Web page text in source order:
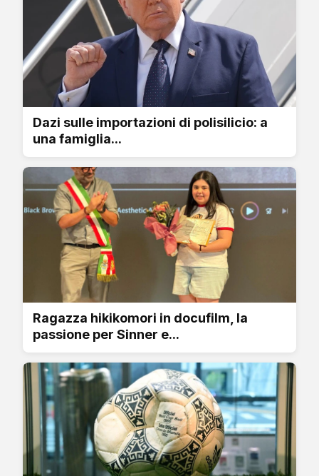
Dazi sulle importazioni di polisilicio: a
una famiglia...
Ragazza hikikomori in docufilm, la
passione per Sinner e...